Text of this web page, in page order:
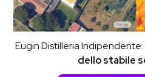
Eugin Distilleria Indipendente:
dello stabile